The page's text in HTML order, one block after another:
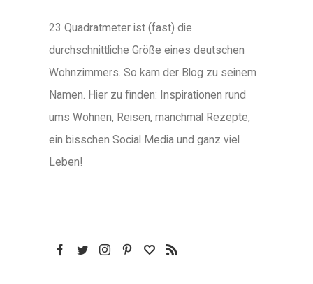
23 Quadratmeter ist (fast) die
durchschnittliche Größe eines deutschen
Wohnzimmers. So kam der Blog zu seinem
Namen. Hier zu finden: Inspirationen rund
ums Wohnen, Reisen, manchmal Rezepte,
ein bisschen Social Media und ganz viel
Leben!